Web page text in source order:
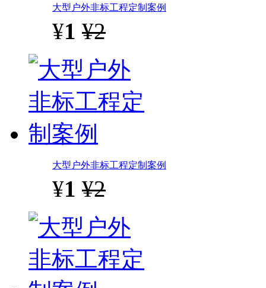
大型户外非标工程定制案例
¥1 ¥2
大型户外非标工程定制案例
¥1 ¥2